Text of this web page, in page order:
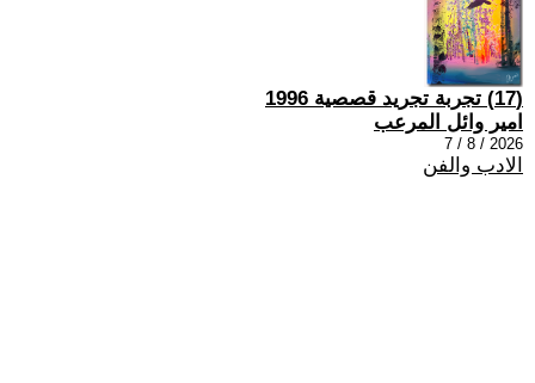
(17) تجربة تجريد قصصية 1996
امير وائل المرعب
2026 / 8 / 7
الادب والفن